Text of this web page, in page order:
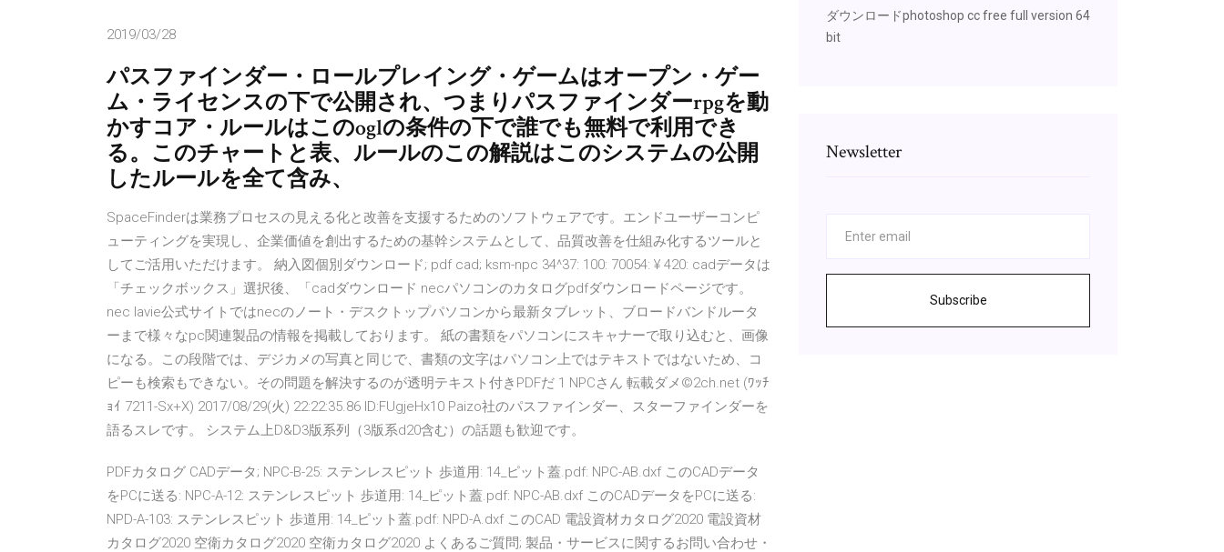
2019/03/28
パスファインダー・ロールプレイング・ゲームはオープン・ゲー
ム・ライセンスの下で公開され、つまりパスファインダーrpgを動
かすコア・ルールはこのoglの条件の下で誰でも無料で利用でき
る。このチャートと表、ルールのこの解説はこのシステムの公開
したルールを全て含み、
SpaceFinderは業務プロセスの見える化と改善を支援するためのソフトウェアです。エンドユーザーコンピ
ューティングを実現し、企業価値を創出するための基幹システムとして、品質改善を仕組み化するツールと
してご活用いただけます。 納入図個別ダウンロード; pdf cad; ksm-npc 34^37: 100: 70054: ¥ 420: cadデータは
「チェックボックス」選択後、「cadダウンロード necパソコンのカタログpdfダウンロードページです。
nec lavie公式サイトではnecのノート・デスクトップパソコンから最新タブレット、ブロードバンドルータ
ーまで様々なpc関連製品の情報を掲載しております。 紙の書類をパソコンにスキャナーで取り込むと、画像
になる。この段階では、デジカメの写真と同じで、書類の文字はパソコン上ではテキストではないため、コ
ピーも検索もできない。その問題を解決するのが透明テキスト付きPDFだ 1 NPCさん 転載ダメ©2ch.net (ﾜｯﾁ
ｮｲ 7211-Sx+X) 2017/08/29(火) 22:22:35.86 ID:FUgjeHx10 Paizo社のパスファインダー、スターファインダーを
語るスレです。 システム上D&D3版系列（3版系d20含む）の話題も歓迎です。
PDFカタログ CADデータ; NPC-B-25: ステンレスピット 歩道用: 14_ピット蓋.pdf: NPC-AB.dxf このCADデータ
をPCに送る: NPC-A-12: ステンレスピット 歩道用: 14_ピット蓋.pdf: NPC-AB.dxf このCADデータをPCに送る:
NPD-A-103: ステンレスピット 歩道用: 14_ピット蓋.pdf: NPD-A.dxf このCAD 電設資材カタログ2020 電設資材
カタログ2020 空衛カタログ2020 空衛カタログ2020 よくあるご質問; 製品・サービスに関するお問い合わせ・
ダウンロードphotoshop cc free full version 64
bit
Newsletter
Subscribe